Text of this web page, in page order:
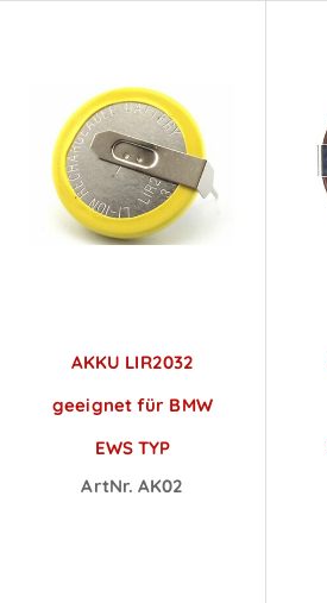
AKKU LIR2032
geeignet für BMW
EWS TYP
ArtNr. AK02